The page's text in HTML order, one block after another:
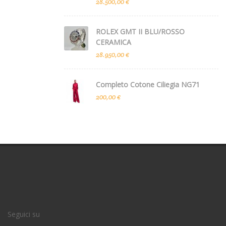
ROLEX GMT II BLU/ROSSO
CERAMICA
28.950,00 €
Completo Cotone Ciliegia NG71
200,00 €
Seguici su